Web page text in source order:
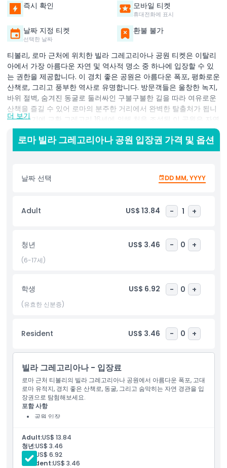
즉시 확인 모바일 티켓
휴대전화에 표시
날짜 지정 티켓
선택한 날짜
환불 불가
티볼리, 로마 근처에 위치한 빌라 그레고리아나 공원 티켓은 이탈리
아에서 가장 아름다운 자연 및 역사적 명소 중 하나에 입장할 수 있
는 권한을 제공합니다. 이 경치 좋은 공원은 아름다운 폭포, 평화로운
산책로, 그리고 풍부한 역사로 유명합니다. 방문객들은 울창한 녹지,
바위 절벽, 숨겨진 동굴로 둘러싸인 구불구불한 길을 따라 여유로운
산책을 즐길 수 있어 로마의 분주한 거리에서 완벽한 탈출처가 됩니
다. 19세기에 교황 그레고리 16세에 의해 처음 조성된 이 공원은 자연
과 역사를 독특한 방식으로 조화시킵니다. 주요 하이라이트 중 하나
는 대폭포로, 물이 바위를 따라 장관을 이루며 흐르며 숨막히는 풍경
과 완벽한 사진 촬영 기회를 제공합니다. 더 탐험하다 보면 신전과
공원의 매력을 더합니다. 산책로는 아름다운 숲을 지나 아니에네 강
의 전망과 더불어 네ptune의 동굴과 사이렌 동굴과 같은 유명한 장
면 빌라 그레고리아나 공원은 꼭 방문해야 할 목적지입니다. 사전 티
켓 예약은 이 최고의 티볼리 명소에 번거로움 없는 입장을 보장합니
하이라이트
아동 성인 정책
포함되지 않는 사항
운영 시간
알아야 할 사항
복장 규정
더 보기
로마 빌라 그레고리아나 공원 입장권 가격 및 옵션
날짜 선택 DD MM, YYYY
Adult US$ 13.84 - 1 +
청년 US$ 3.46 - 0 +
(6-17세)
학생 US$ 6.92 - 0 +
(유효한 신분증)
Resident US$ 3.46 - 0 +
빌라 그레고리아나 - 입장료
로마 근처 티볼리의 빌라 그레고리아나 공원에서 아름다운 폭포, 고대
로마 유적지, 경치 좋은 산책로, 동굴, 그리고 숨막히는 자연 경관을 입
장권으로 탐험해보세요.
포함 사항
공원 입장
Adult:US$ 13.84
청년:US$ 3.46
학생: US$ 6.92
Resident:US$ 3.46